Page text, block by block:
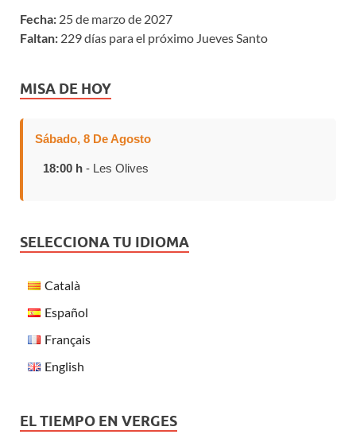
Fecha: 25 de marzo de 2027
Faltan: 229 días para el próximo Jueves Santo
MISA DE HOY
Sábado, 8 De Agosto
18:00 h - Les Olives
SELECCIONA TU IDIOMA
Català
Español
Français
English
EL TIEMPO EN VERGES